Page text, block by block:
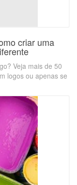
criar uma
Veja mais de 50
logos ou apenas se